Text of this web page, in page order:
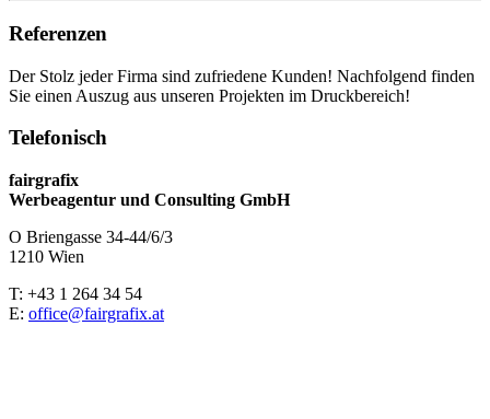
Referenzen
Der Stolz jeder Firma sind zufriedene Kunden! Nachfolgend finden
Sie einen Auszug aus unseren Projekten im Druckbereich!
Telefonisch
fairgrafix
Werbeagentur und Consulting GmbH
O Briengasse 34-44/6/3
1210 Wien
T: +43 1 264 34 54
E: office@fairgrafix.at